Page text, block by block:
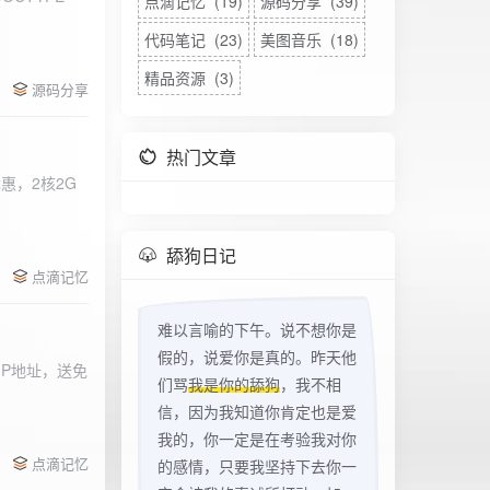
源码分享
，2核2G
点滴记忆
地址，送免
点滴记忆
代码笔记 (23)
美图音乐 (18)
精品资源 (3)
热门文章
舔狗日记
难以言喻的下午。说不想你是
假的，说爱你是真的。昨天他
们骂我是你的舔狗，我不相
信，因为我知道你肯定也是爱
我的，你一定是在考验我对你
的感情，只要我坚持下去你一